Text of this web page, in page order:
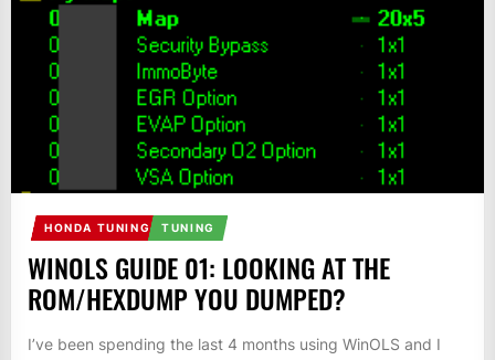
HONDA TUNING TUNING
WINOLS GUIDE 01: LOOKING AT THE
ROM/HEXDUMP YOU DUMPED?
I’ve been spending the last 4 months using WinOLS and I